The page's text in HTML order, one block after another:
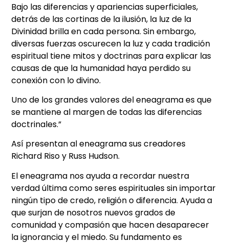
Bajo las diferencias y apariencias superficiales,
detrás de las cortinas de la ilusión, la luz de la
Divinidad brilla en cada persona. Sin embargo,
diversas fuerzas oscurecen la luz y cada tradición
espiritual tiene mitos y doctrinas para explicar las
causas de que la humanidad haya perdido su
conexión con lo divino.
Uno de los grandes valores del eneagrama es que
se mantiene al margen de todas las diferencias
doctrinales.”
Así presentan al eneagrama sus creadores
Richard Riso y Russ Hudson.
El eneagrama nos ayuda a recordar nuestra
verdad última como seres espirituales sin importar
ningún tipo de credo, religión o diferencia. Ayuda a
que surjan de nosotros nuevos grados de
comunidad y compasión que hacen desaparecer
la ignorancia y el miedo. Su fundamento es